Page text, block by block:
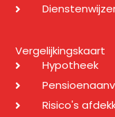
Vergelijkingskaart
Hypotheek
Risico's